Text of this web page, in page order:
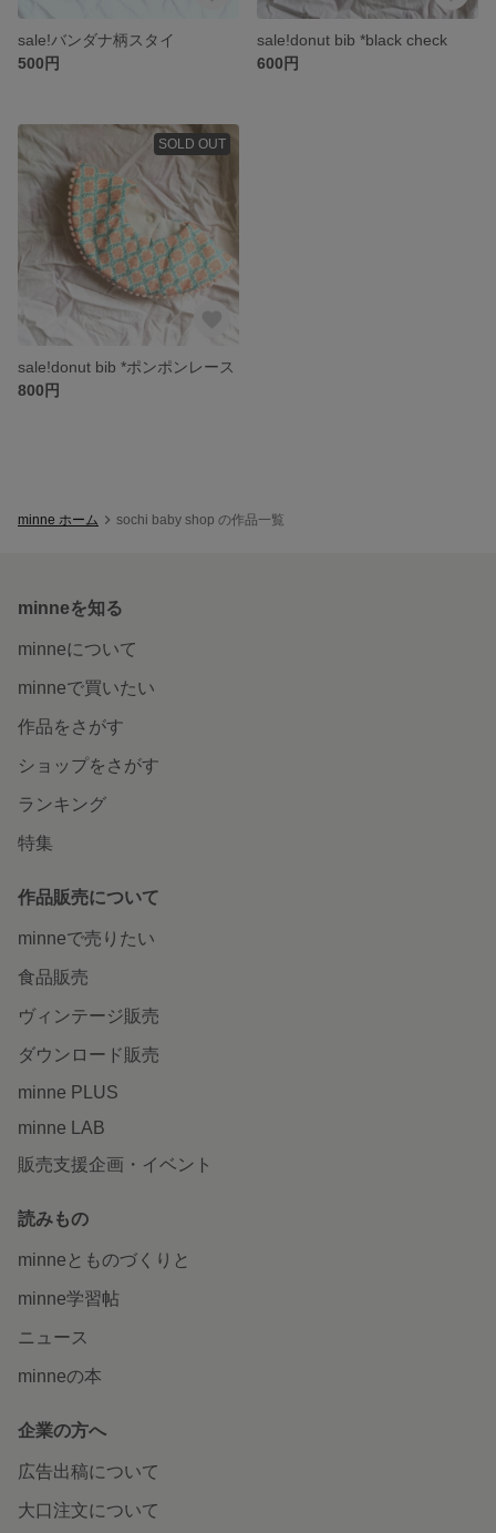
sale!バンダナ柄スタイ
500円
sale!donut bib *black check
600円
SOLD OUT
sale!donut bib *ポンポンレース
800円
minne ホーム sochi baby shop の作品一覧
minneを知る
minneについて
minneで買いたい
作品をさがす
ショップをさがす
ランキング
特集
作品販売について
minneで売りたい
食品販売
ヴィンテージ販売
ダウンロード販売
minne PLUS
minne LAB
販売支援企画・イベント
読みもの
minneとものづくりと
minne学習帖
ニュース
minneの本
企業の方へ
広告出稿について
大口注文について